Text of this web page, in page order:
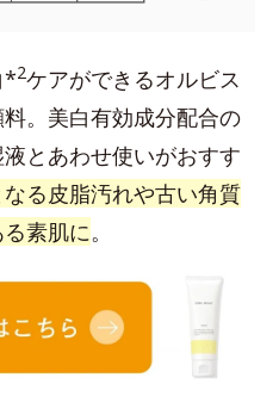
*2ケアができるオルビス
。美白有効成分配合の
とあわせ使いがおすす
る皮脂汚れや古い角質
素肌に。